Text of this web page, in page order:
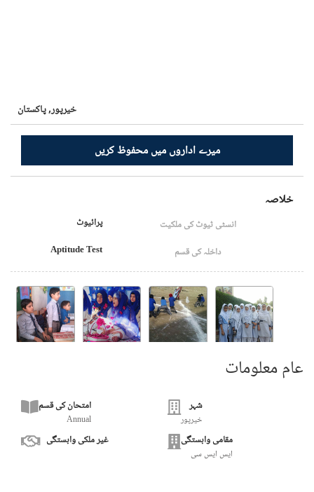
خیرپور,پاکستان
میرے اداروں میں محفوظ کریں
خلاصہ
انسٹی ٹیوٹ کی ملکیت
پرائیوٹ
داخلہ کی قسم
Aptitude Test
عام معلومات
شہر
خیرپور
امتحان کی قسم
Annual
مقامی وابستگی
ایس ایس سی
غیر ملکی وابستگی